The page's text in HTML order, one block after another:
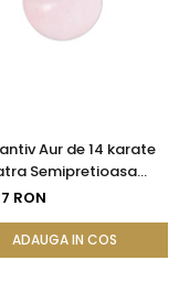
Aur de 14 karate
Semipretioasa
de Cuart Roz de 8
RON
ADAUGA IN COS